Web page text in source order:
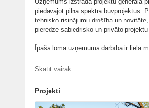
Uzņēmums izstrādā projektu ģenerālā
piedāvājot pilna spektra būvprojektus.
tehnisko risinājumu drošība un
pieredze sabiedrisko un privāto
Īpaša loma uzņēmuma darbībā ir liela
Nozīmīgākie būvprojekti:
2007-2015
Rīga, Mūkusalas iela 5, kvartāls starp
Skatīt vairāk
Projekti